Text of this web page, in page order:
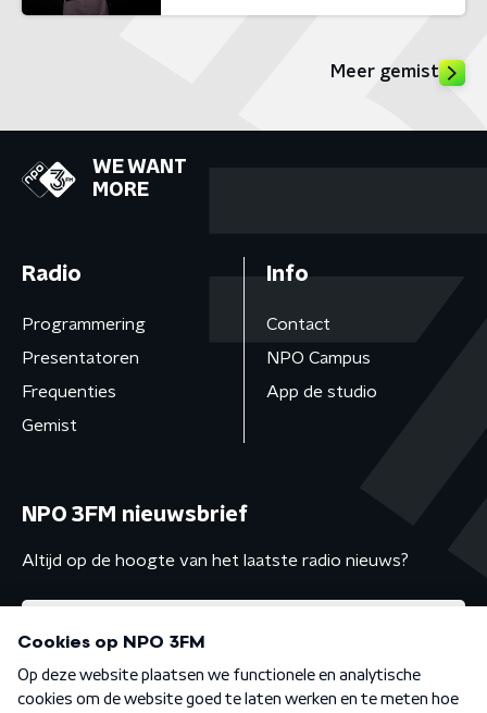
Meer gemist
WE WANT
MORE
Radio
Programmering
Presentatoren
Frequenties
Gemist
Info
Contact
NPO Campus
App de studio
NPO 3FM nieuwsbrief
Altijd op de hoogte van het laatste radio nieuws?